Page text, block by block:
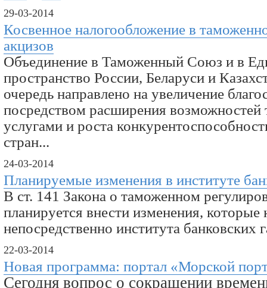
29-03-2014
Косвенное налогообложение в
акцизов
Объединение в Таможенный Союз и в
пространство России, Беларуси и
очередь направлено на увеличение
посредством расширения возможностей
услугами и роста
стран...
24-03-2014
Планируемые изменения в институте
В ст. 141 Закона о таможенном
планируется внести изменения, которые
непосредственно института банковских
22-03-2014
Новая программа: портал «Морской
Сегодня вопрос о сокращении